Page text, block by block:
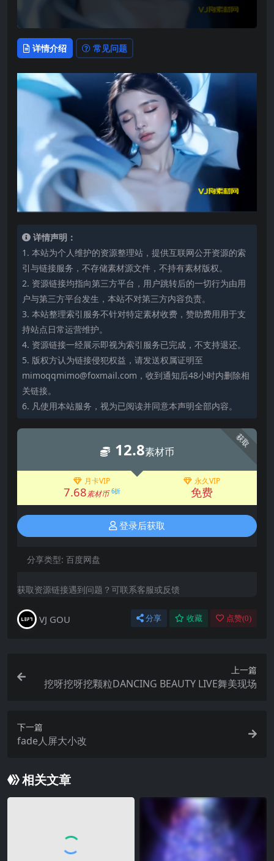
详情介绍 常见问题
详情声明：
1. 本站为个人维护的资源整理站，提供互联网公开资源的索
引与链接服务，不存储素材源文件，不持有素材版权。
2. 资源链接均指向第三方平台，用户跳转后的一切行为由用
户与第三方平台发生，本站不对第三方内容负责。
3. 本站整理索引服务不针对特定素材收费，赞助费用用于支
持站点日常运营维护。
4. 资源链接一经展示即视为索引服务已完成，不支持退还。
5. 版权方认为链接侵犯权益，请发送权属证明至
mimoqqmimo@foxmail.com，收到通知后48小时内删除相
关链接。
6. 凡使用本站服务，视为已阅读并同意本声明全部内容。
获取
12.8素材币
月卡VIP
7.68素材币 6折
永久VIP
免费
登录后获取
分享类型: 百度网盘
获取资源链接遇到问题？可联系客服或反馈
VJ GOU 分享 收藏 点赞(0)
上一篇
挖呀挖呀挖颗粒DANCING BEAUTY LIVE舞美现场
下一篇
fade人屏大小改
相关文章